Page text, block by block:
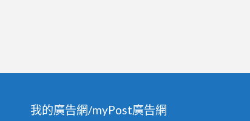
我的廣告網/myPost廣告網